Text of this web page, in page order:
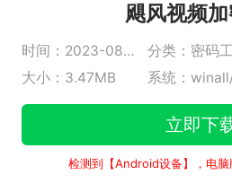
飓风视频
时间：2023-08-23 分类：密码
大小：3.47MB
立即下
检测到【Android设备】，电